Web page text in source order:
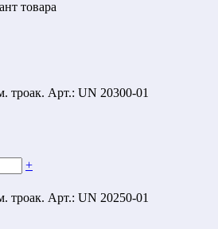
товара
троак. Арт.: UN 20300-01
+
троак. Арт.: UN 20250-01